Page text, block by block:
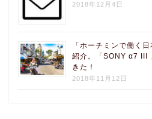
2018年12月4日
「ホーチミンで働く
紹介。「SONY α7 III
きた！
2018年11月12日